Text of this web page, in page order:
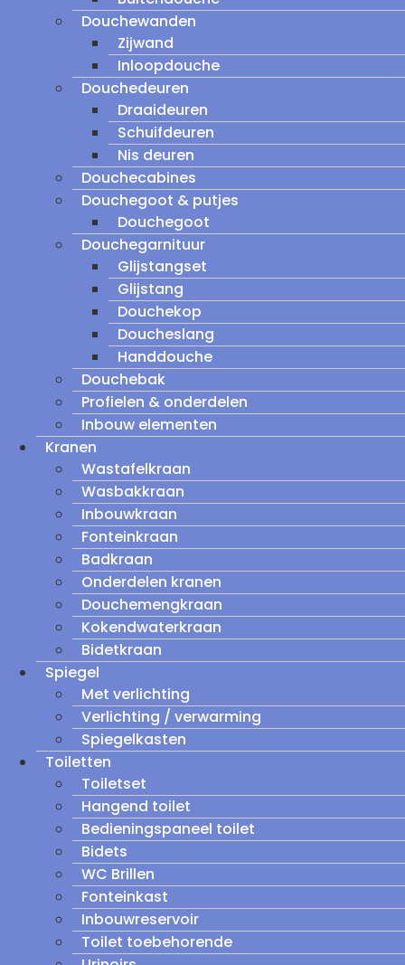
Douchewanden
Zijwand
Inloopdouche
Douchedeuren
Draaideuren
Schuifdeuren
Nis deuren
Douchecabines
Douchegoot & putjes
Douchegoot
Douchegarnituur
Glijstangset
Glijstang
Douchekop
Doucheslang
Handdouche
Douchebak
Profielen & onderdelen
Inbouw elementen
Kranen
Wastafelkraan
Wasbakkraan
Inbouwkraan
Fonteinkraan
Badkraan
Onderdelen kranen
Douchemengkraan
Kokendwaterkraan
Bidetkraan
Spiegel
Met verlichting
Verlichting / verwarming
Spiegelkasten
Toiletten
Toiletset
Hangend toilet
Bedieningspaneel toilet
Bidets
WC Brillen
Fonteinkast
Inbouwreservoir
Toilet toebehorende